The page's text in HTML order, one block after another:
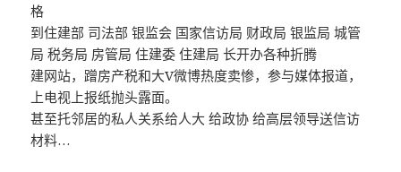
格
到住建部 司法部 银监会 国家信访局 财政局 银监局 城管
局 税务局 房管局 住建委 住建局 长开办各种折腾
建网站，蹭房产税和大V微博热度卖惨，参与媒体报道，
上电视上报纸抛头露面。
甚至托邻居的私人关系给人大 给政协 给高层领导送信访
材料…